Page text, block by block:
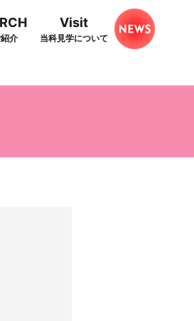
介
Visit
当科見学について